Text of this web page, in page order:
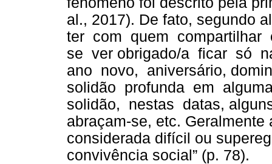
al., 2017). De fato, segundo
ter com quem
se ver obrigado/a ficar só
ano novo, aniversário,
solidão profunda em
solidão, nestas datas,
abraçam-se, etc.
considerada difícil ou
convivência social” (p. 78).